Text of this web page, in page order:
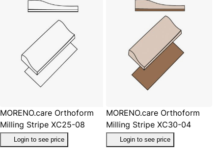
MORENO.care Orthoform
Milling Stripe XC25-08
Login to see price
MORENO.care Orthoform
Milling Stripe XC30-04
Login to see price